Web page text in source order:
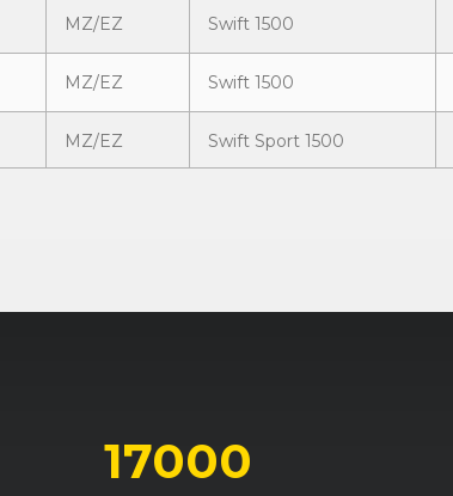
MZ/EZ Swift 1500
MZ/EZ Swift 1500
MZ/EZ Swift Sport 1500
17000